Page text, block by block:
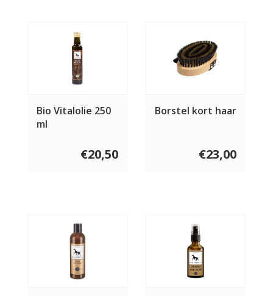
Bio Vitalolie 250
ml
€20,50
Borstel kort haar
€23,00